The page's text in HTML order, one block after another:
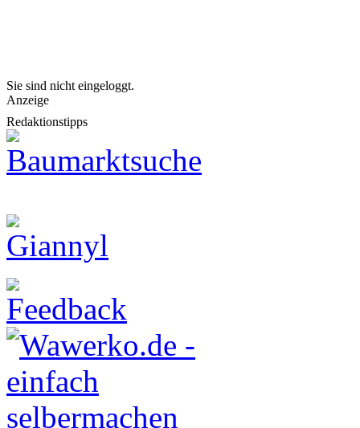
Sie sind nicht eingeloggt.
Anzeige
Redaktionstipps